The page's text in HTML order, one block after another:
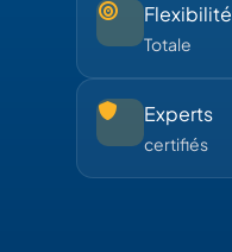
Flexibilité
Totale
Experts
certifiés